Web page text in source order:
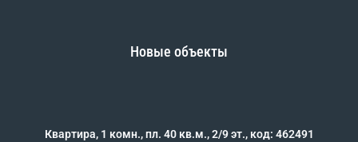
Новые объекты
Квартира, 1 комн., пл. 40 кв.м., 2/9 эт., код: 462491